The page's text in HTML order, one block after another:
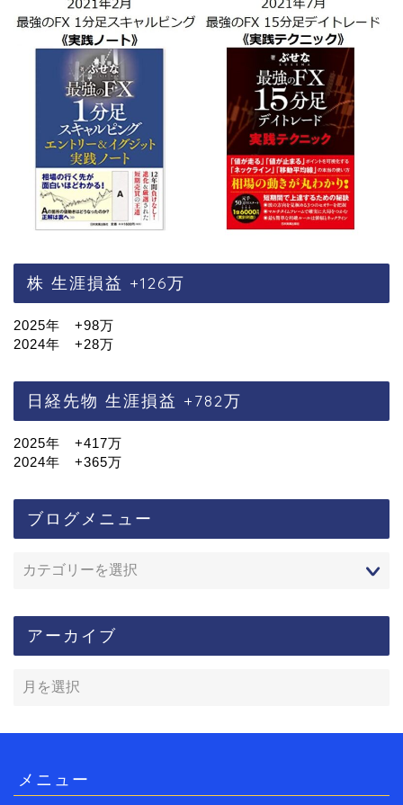
株 生涯損益 +126万
2025年 +98万
2024年 +28万
日経先物 生涯損益 +782万
2025年 +417万
2024年 +365万
ブログメニュー
アーカイブ
メニュー